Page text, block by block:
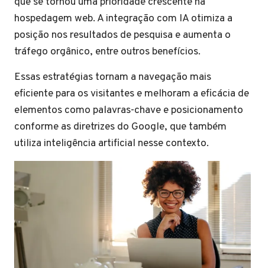
hospedagem web. A integração com IA otimiza a
posição nos resultados de pesquisa e aumenta o
tráfego orgânico, entre outros benefícios.
Essas estratégias tornam a navegação mais
eficiente para os visitantes e melhoram a eficácia de
elementos como palavras-chave e posicionamento
conforme as diretrizes do Google, que também
utiliza inteligência artificial nesse contexto.